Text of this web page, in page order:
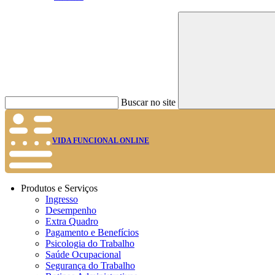
Buscar no site
VIDA FUNCIONAL ONLINE
Produtos e Serviços
Ingresso
Desempenho
Extra Quadro
Pagamento e Benefícios
Psicologia do Trabalho
Saúde Ocupacional
Segurança do Trabalho